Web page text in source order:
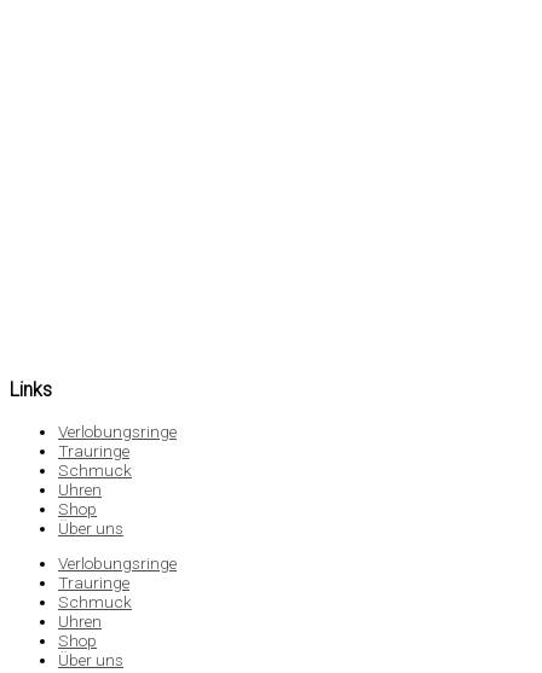
Links
Verlobungsringe
Trauringe
Schmuck
Uhren
Shop
Über uns
Verlobungsringe
Trauringe
Schmuck
Uhren
Shop
Über uns